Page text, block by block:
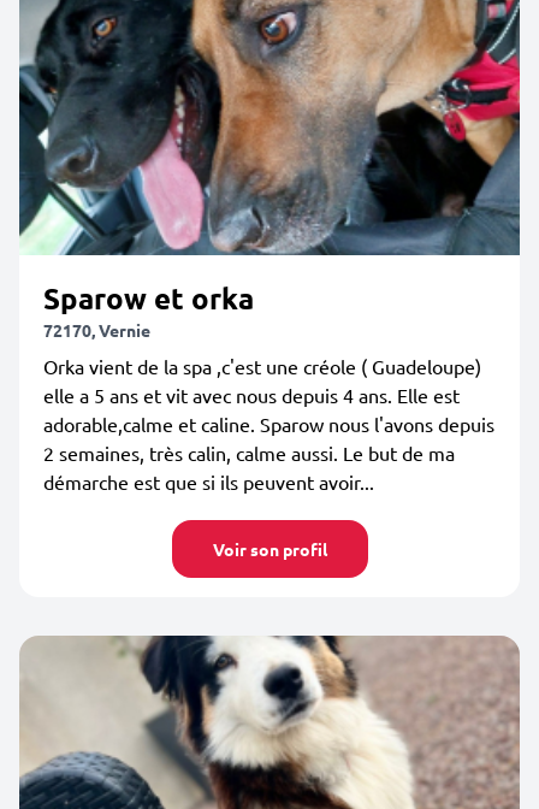
Sparow et orka
72170, Vernie
Orka vient de la spa ,c'est une créole ( Guadeloupe)
elle a 5 ans et vit avec nous depuis 4 ans. Elle est
adorable,calme et caline. Sparow nous l'avons depuis
2 semaines, très calin, calme aussi. Le but de ma
démarche est que si ils peuvent avoir...
Voir son profil